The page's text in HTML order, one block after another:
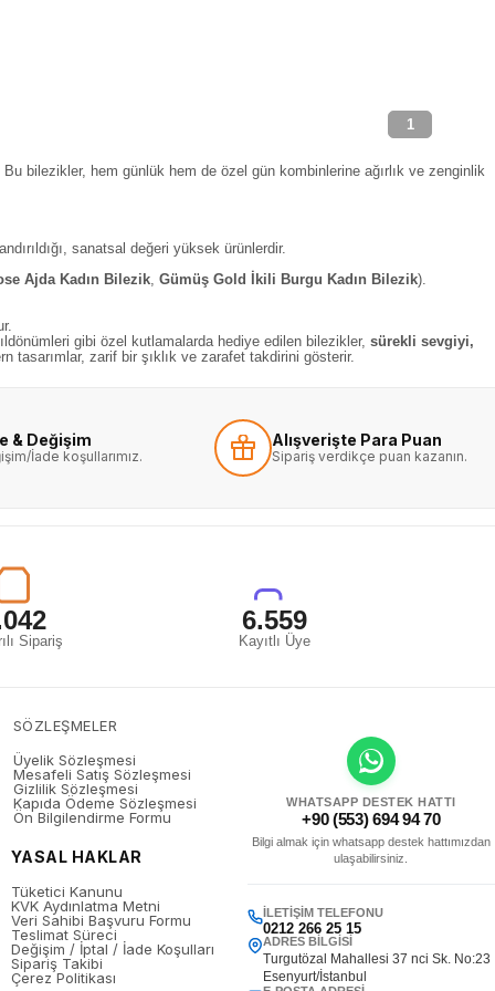
1
bilezikler, hem günlük hem de özel gün kombinlerine ağırlık ve zenginlik
sanatsal değeri yüksek ürünlerdir.
Ajda Kadın Bilezik Gümüş Gold İkili Burgu Kadın Bilezik).
gibi özel kutlamalarda hediye edilen bilezikler, sürekli sevgiyi,
zarif bir şıklık ve zarafet takdirini gösterir.
& Değişim
İade koşullarımız.
Alışverişte Para Puan
Sipariş verdikçe puan kazanın.
Sipariş
6.559
Kayıtlı Üye
SÖZLEŞMELER
Üyelik Sözleşmesi
Mesafeli Satış Sözleşmesi
Gizlilik Sözleşmesi
Kapıda Ödeme Sözleşmesi
Ön Bilgilendirme Formu
YASAL HAKLAR
Tüketici Kanunu
KVK Aydınlatma Metni
Veri Sahibi Başvuru Formu
Teslimat Süreci
Değişim / İptal / İade Koşulları
Sipariş Takibi
Çerez Politikası
WHATSAPP DESTEK HATTI
+90 (553) 694 94 70
Bilgi almak için whatsapp destek hattımızdan
ulaşabilirsiniz.
İLETIŞIM TELEFONU
0212 266 25 15
ADRES BILGISI
Turgutözal Mahallesi 37 nci Sk. No:23
Esenyurt/İstanbul